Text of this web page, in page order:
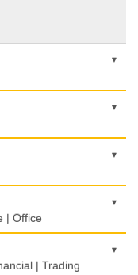
| Office
| Trading